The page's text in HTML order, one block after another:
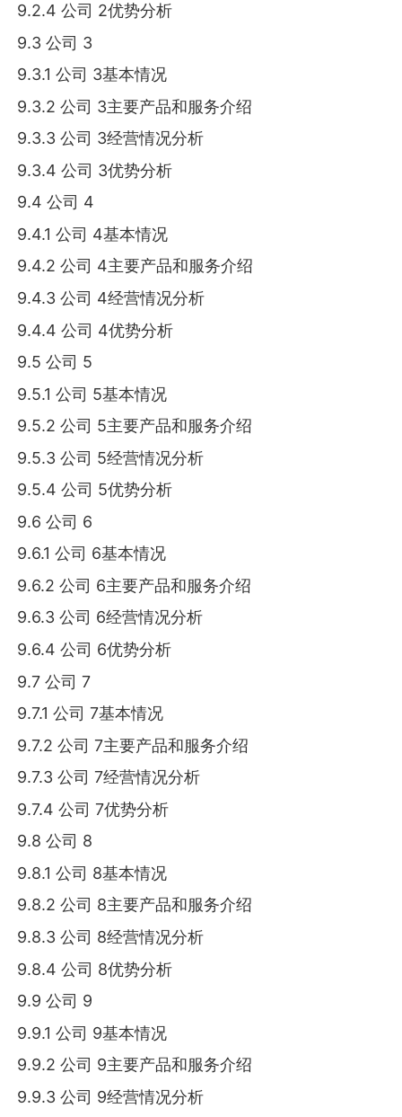
9.2.4 公司 2优势分析
9.3 公司 3
9.3.1 公司 3基本情况
9.3.2 公司 3主要产品和服务介绍
9.3.3 公司 3经营情况分析
9.3.4 公司 3优势分析
9.4 公司 4
9.4.1 公司 4基本情况
9.4.2 公司 4主要产品和服务介绍
9.4.3 公司 4经营情况分析
9.4.4 公司 4优势分析
9.5 公司 5
9.5.1 公司 5基本情况
9.5.2 公司 5主要产品和服务介绍
9.5.3 公司 5经营情况分析
9.5.4 公司 5优势分析
9.6 公司 6
9.6.1 公司 6基本情况
9.6.2 公司 6主要产品和服务介绍
9.6.3 公司 6经营情况分析
9.6.4 公司 6优势分析
9.7 公司 7
9.7.1 公司 7基本情况
9.7.2 公司 7主要产品和服务介绍
9.7.3 公司 7经营情况分析
9.7.4 公司 7优势分析
9.8 公司 8
9.8.1 公司 8基本情况
9.8.2 公司 8主要产品和服务介绍
9.8.3 公司 8经营情况分析
9.8.4 公司 8优势分析
9.9 公司 9
9.9.1 公司 9基本情况
9.9.2 公司 9主要产品和服务介绍
9.9.3 公司 9经营情况分析